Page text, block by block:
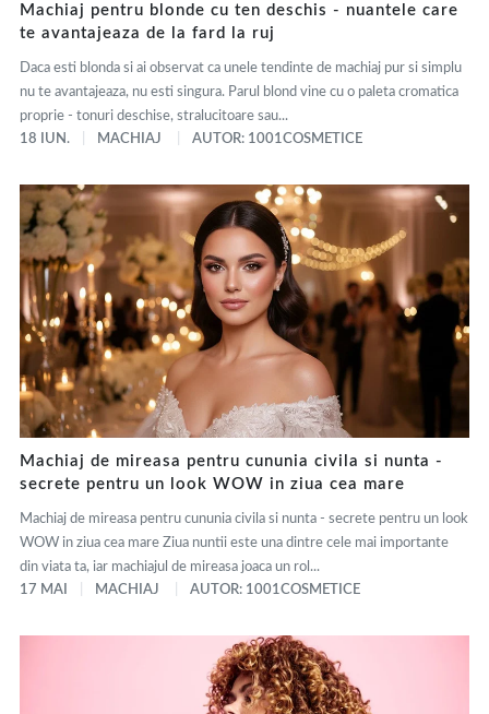
Machiaj pentru blonde cu ten deschis - nuantele care
te avantajeaza de la fard la ruj
Daca esti blonda si ai observat ca unele tendinte de machiaj pur si simplu
nu te avantajeaza, nu esti singura. Parul blond vine cu o paleta cromatica
proprie - tonuri deschise, stralucitoare sau...
18 IUN.
MACHIAJ AUTOR: 1001COSMETICE
Machiaj de mireasa pentru cununia civila si nunta -
secrete pentru un look WOW in ziua cea mare
Machiaj de mireasa pentru cununia civila si nunta - secrete pentru un look
WOW in ziua cea mare Ziua nuntii este una dintre cele mai importante
din viata ta, iar machiajul de mireasa joaca un rol...
17 MAI
MACHIAJ AUTOR: 1001COSMETICE